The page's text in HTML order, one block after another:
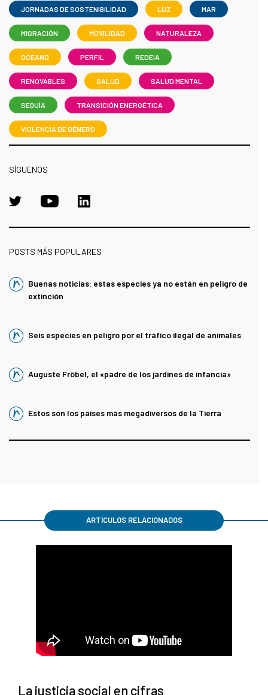
JORNADAS DE SOSTENIBILIDAD LUZ MAR
MIGRACIÓN MOVILIDAD NATURALEZA
OCEANO PERFIL REDEIA
RENOVABLES SALUD SALUD MENTAL
SEQUÍA TRANSICIÓN ENERGÉTICA
VIOLENCIA DE GÉNERO
SÍGUENOS
POSTS MÁS POPULARES
Buenas noticias: estas especies ya no están en peligro de
extinción
Seis especies en peligro por el tráfico ilegal de animales
Auguste Fröbel, el «padre de los jardines de infancia»
Estos son los países más megadiversos de la Tierra
ARTÍCULOS RELACIONADOS
La justicia social en cifras